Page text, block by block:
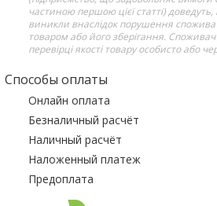
частиною першою цієї статті)
виникли внаслідок порушення
товаром або його зберігання.
перевірці якості товару особисто або
Способы оплаты
Онлайн оплата
Безналичный расчёт
Наличный расчёт
Наложенный платеж
Предоплата